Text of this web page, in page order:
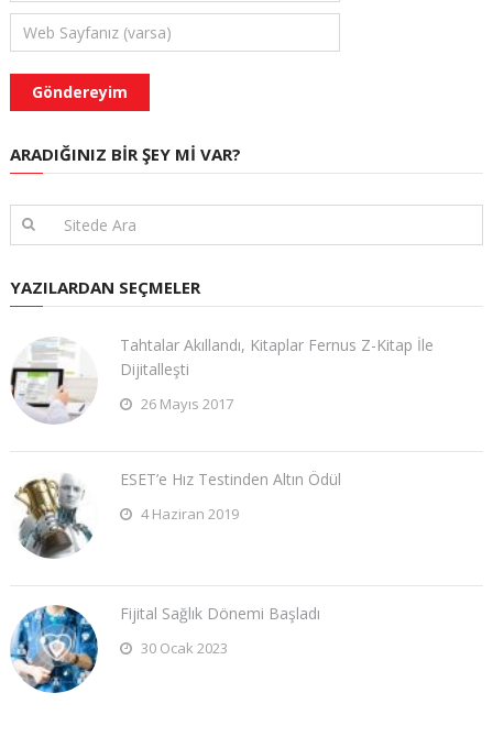
ARADIĞINIZ BIR ŞEY MI VAR?
YAZILARDAN SEÇMELER
Tahtalar Akıllandı, Kitaplar Fernus Z-Kitap İle
Dijitalleşti
26 Mayıs 2017
ESET’e Hız Testinden Altın Ödül
4 Haziran 2019
Fijital Sağlık Dönemi Başladı
30 Ocak 2023